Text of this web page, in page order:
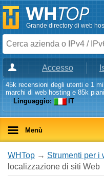
Grande directory di web
Accesso
45k recensioni degli utenti e 1
marchi di web hosting e 85k
Linguaggio:
IT
Menù
WHTop → Strumenti per i
localizzazione di siti Web